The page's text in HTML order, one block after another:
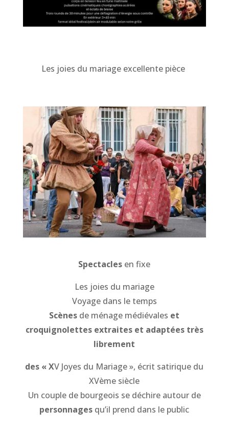
Les joies du mariage excellente pièce
Spectacles en fixe
Les joies du mariage
Voyage dans le temps
Scènes de ménage médiévales et
croquignolettes extraites et adaptées très
librement
des « XV Joyes du Mariage », écrit satirique du
XVème siècle
Un couple de bourgeois se déchire autour de
personnages qu’il prend dans le public